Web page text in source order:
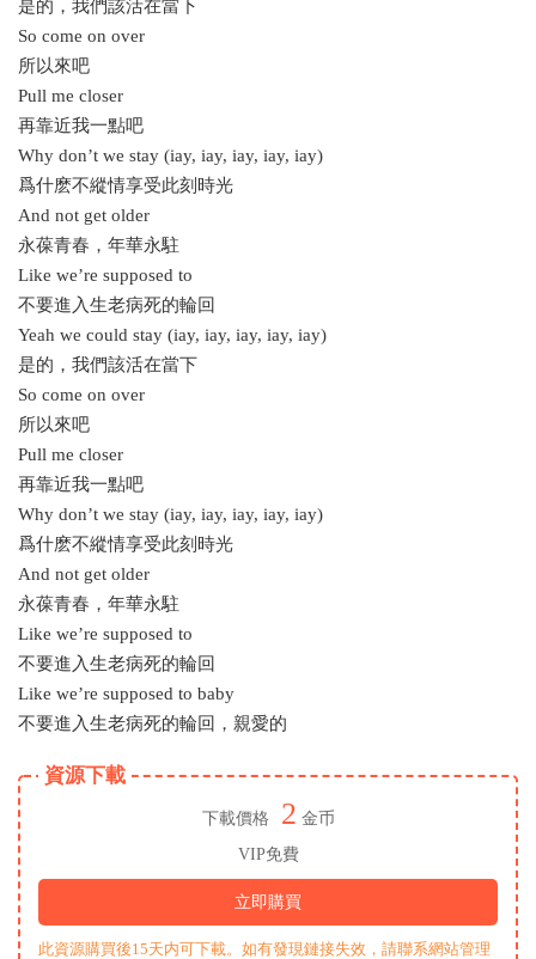
是的，我們該活在當下
So come on over
所以來吧
Pull me closer
再靠近我一點吧
Why don’t we stay (iay, iay, iay, iay, iay)
爲什麽不縱情享受此刻時光
And not get older
永葆青春，年華永駐
Like we’re supposed to
不要進入生老病死的輪回
Yeah we could stay (iay, iay, iay, iay, iay)
是的，我們該活在當下
So come on over
所以來吧
Pull me closer
再靠近我一點吧
Why don’t we stay (iay, iay, iay, iay, iay)
爲什麽不縱情享受此刻時光
And not get older
永葆青春，年華永駐
Like we’re supposed to
不要進入生老病死的輪回
Like we’re supposed to baby
不要進入生老病死的輪回，親愛的
資源下載
下載價格 2 金币
VIP免費
立即購買
此資源購買後15天内可下載。如有發現鏈接失效，請聯系網站管理